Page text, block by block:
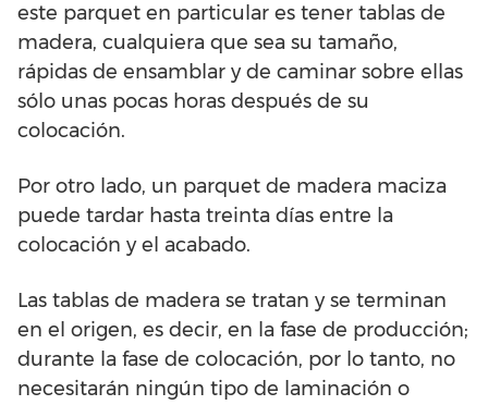
este parquet en particular es tener tablas de
madera, cualquiera que sea su tamaño,
rápidas de ensamblar y de caminar sobre ellas
sólo unas pocas horas después de su
colocación.
Por otro lado, un parquet de madera maciza
puede tardar hasta treinta días entre la
colocación y el acabado.
Las tablas de madera se tratan y se terminan
en el origen, es decir, en la fase de producción;
durante la fase de colocación, por lo tanto, no
necesitarán ningún tipo de laminación o